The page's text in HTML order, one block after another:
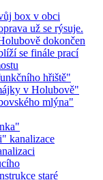
box v obci
už se rýsuje.
dokončen
se finále prací
hřiště"
v Holubově"
mlýna"
kanalizace
staré